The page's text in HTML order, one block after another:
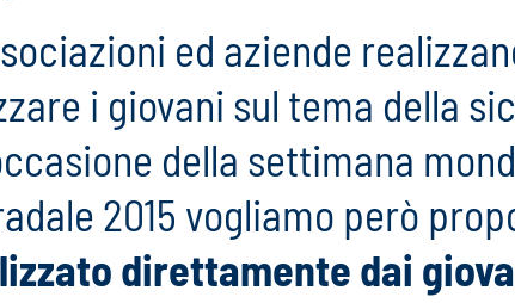
ed aziende
i giovani sul tema della
della settimana
2015 vogliamo però
direttamente dai